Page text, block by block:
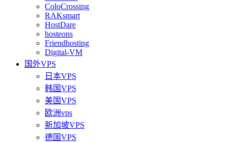
ColoCrossing
RAKsmart
HostDare
hosteons
Friendhosting
Digital-VM
国外VPS
日本VPS
韩国VPS
美国VPS
欧洲vps
新加坡VPS
德国VPS